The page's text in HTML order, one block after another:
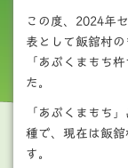
この度、2024年
表として飯舘村
「あぶくまもち
た。
「あぶくまもち
種で、現在は飯
す。